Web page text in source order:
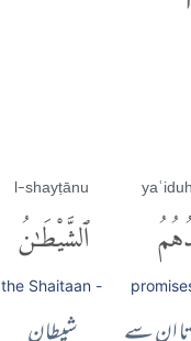
l-shayṭānu
ٱلشَّيْطَٰنُ
the Shaitaan -